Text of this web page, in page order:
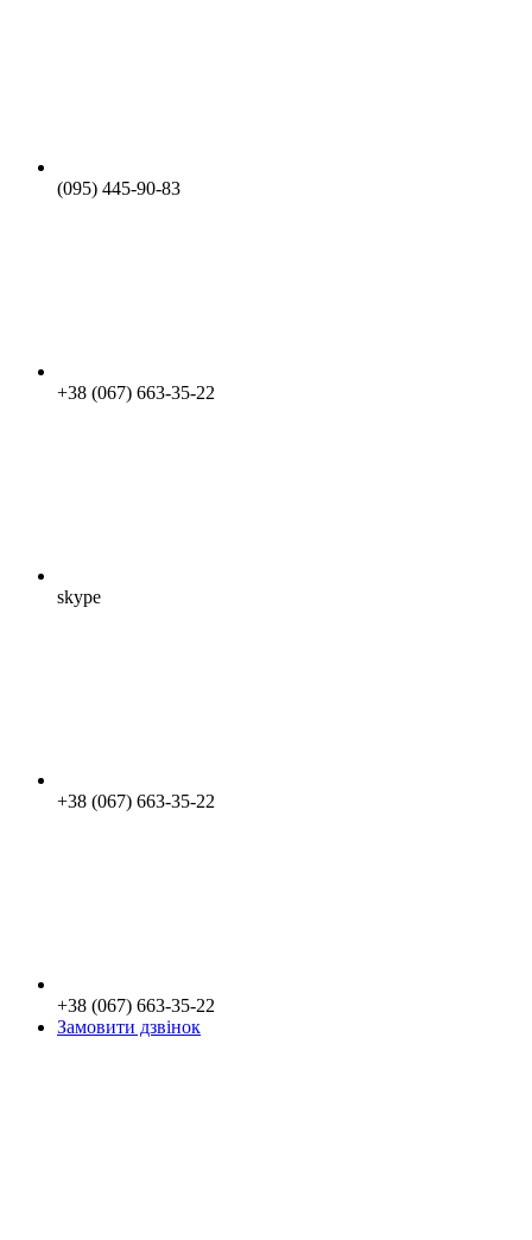
(095) 445-90-83
+38 (067) 663-35-22
skype
+38 (067) 663-35-22
+38 (067) 663-35-22
Замовити дзвінок